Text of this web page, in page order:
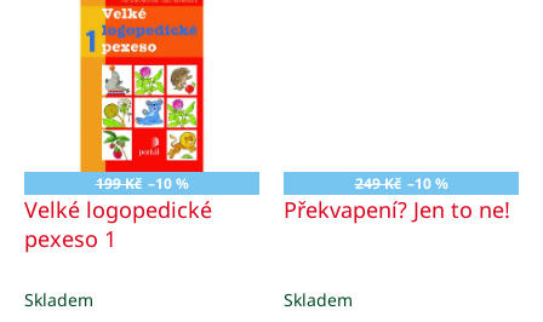
199 Kč –10 %
Velké logopedické
pexeso 1
Skladem
249 Kč –10 %
Překvapení? Jen to ne!
Skladem